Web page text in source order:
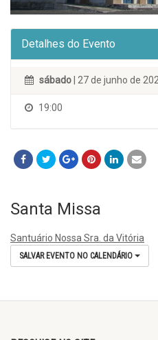
Detalhes do Evento
sábado| 27 de junho de
19:00
Santa Missa
Santuário Nossa Sra. da Vitória
SALVAR EVENTO NO CALENDÁRIO